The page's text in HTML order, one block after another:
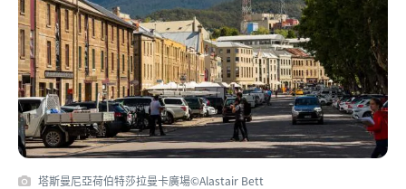
塔斯曼尼亞荷伯特莎拉曼卡廣場©Alastair Bett